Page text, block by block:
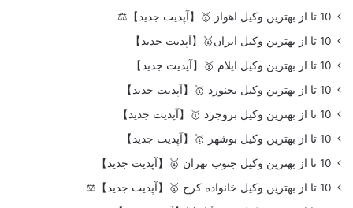
10 تا از بهترین وکیل اهواز 🥇【آپدیت جدید】⚖️
10 تا از بهترین وکیل ایران🥇【آپدیت جدید】
10 تا از بهترین وکیل ایلام 🥇【آپدیت جدید】
10 تا از بهترین وکیل بجنورد 🥇【آپدیت جدید】
10 تا از بهترین وکیل بروجرد 🥇【آپدیت جدید】
10 تا از بهترین وکیل بوشهر 🥇【آپدیت جدید】
10 تا از بهترین وکیل جنوب تهران 🥇【آپدیت جدید】
10 تا از بهترین وکیل خانواده کرج 🥇【آپدیت جدید】⚖️